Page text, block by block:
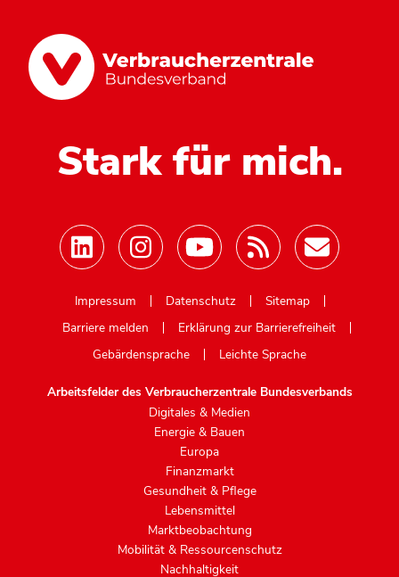
Stark für mich.
Impressum
Datenschutz
Sitemap
Barriere melden
Erklärung zur Barrierefreiheit
Gebärdensprache
Leichte Sprache
Arbeitsfelder des Verbraucherzentrale Bundesverbands
Digitales & Medien
Energie & Bauen
Europa
Finanzmarkt
Gesundheit & Pflege
Lebensmittel
Marktbeobachtung
Mobilität & Ressourcenschutz
Nachhaltigkeit